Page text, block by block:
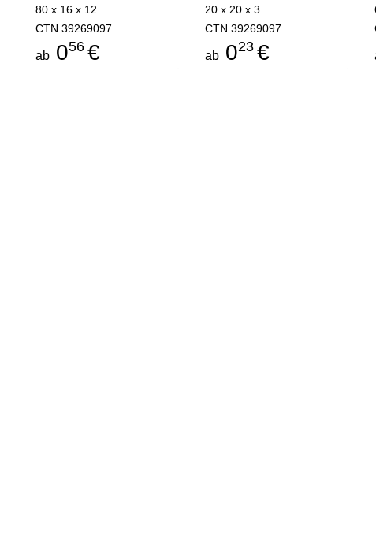
80 x 16 x 12
CTN 39269097
ab 056 €
20 x 20 x 3
CTN 39269097
ab 023 €